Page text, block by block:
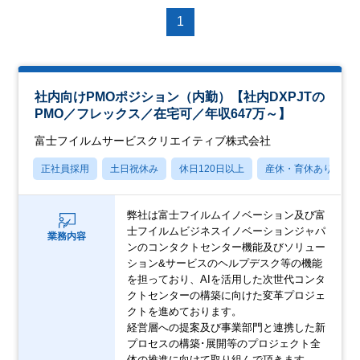
1
社内向けPMOポジション（内勤）【社内DXPJTの
PMO／フレックス／在宅可／年収647万～】
富士フイルムサービスクリエイティブ株式会社
正社員採用 土日祝休み 休日120日以上 産休・育休あり
業務内容
弊社は富士フイルムイノベーション及び富
士フイルムビジネスイノベーションジャパ
ンのコンタクトセンター機能及びソリュー
ション&サービスのヘルプデスク等の機能
を担っており、AIを活用した次世代コンタ
クトセンターの構築に向けた変革プロジェ
クトを進めております。
経営層への提案及び事業部門と連携した新
プロセスの構築･展開等のプロジェクト全